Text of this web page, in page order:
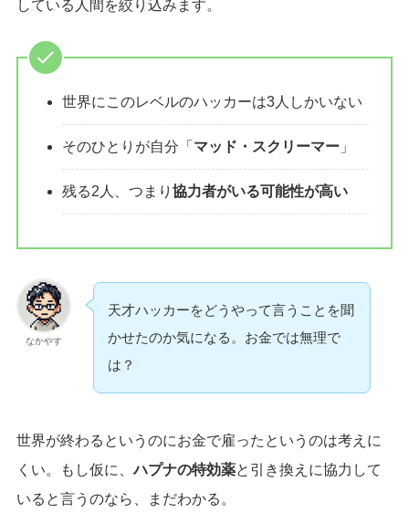
している人間を絞り込みます。
世界にこのレベルのハッカーは3人しかいない
そのひとりが自分「 マッド・スクリーマー」
残る2人、つまり 協力者がいる可能性が高い
なかやす
天才ハッカーをどうやって言うことを聞
かせたのか気になる。お金では無理で
は？
世界が終わるというのにお金で雇ったというのは考えに
くい。もし仮に、ハプナの特効薬と引き換えに協力して
いると言うのなら、まだわかる。